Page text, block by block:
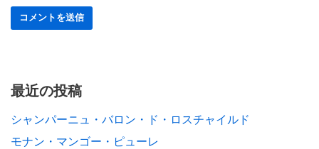
最近の投稿
シャンパーニュ・バロン・ド・ロスチャイルド
モナン・マンゴー・ピューレ